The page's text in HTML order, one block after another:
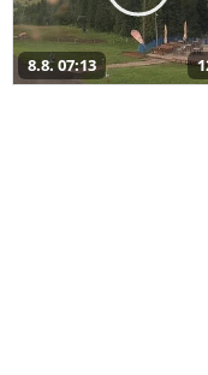
8.8. 07:13